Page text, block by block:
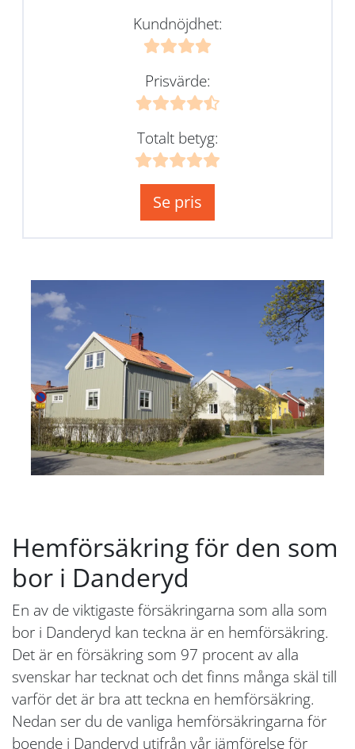
Kundnöjdhet:
Prisvärde:
Totalt betyg:
Se pris
Hemförsäkring för den som
bor i Danderyd
En av de viktigaste försäkringarna som alla som
bor i Danderyd kan teckna är en hemförsäkring.
Det är en försäkring som 97 procent av alla
svenskar har tecknat och det finns många skäl till
varför det är bra att teckna en hemförsäkring.
Nedan ser du de vanliga hemförsäkringarna för
boende i Danderyd utifrån vår jämförelse för